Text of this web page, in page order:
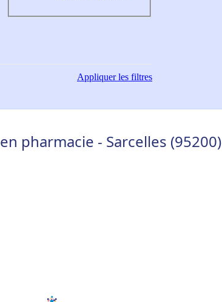
Appliquerles filtres
pharmacie - Sarcelles (95200)